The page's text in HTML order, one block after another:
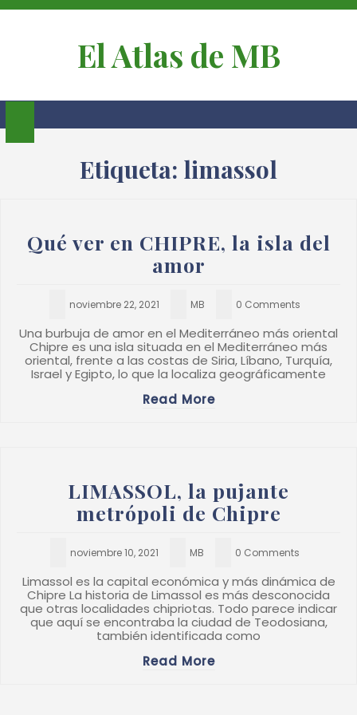
El Atlas de MB
Etiqueta: limassol
Qué ver en CHIPRE, la isla del
amor
noviembre 22, 2021 MB 0 Comments
Una burbuja de amor en el Mediterráneo más oriental
Chipre es una isla situada en el Mediterráneo más
oriental, frente a las costas de Siria, Líbano, Turquía,
Israel y Egipto, lo que la localiza geográficamente
Read More
LIMASSOL, la pujante
metrópoli de Chipre
noviembre 10, 2021 MB 0 Comments
Limassol es la capital económica y más dinámica de
Chipre La historia de Limassol es más desconocida
que otras localidades chipriotas. Todo parece indicar
que aquí se encontraba la ciudad de Teodosiana,
también identificada como
Read More